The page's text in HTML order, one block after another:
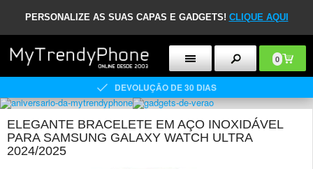
PERSONALIZE AS SUAS CAPAS E GADGETS! CLIQUE AQUI
0
DEVOLUÇÃO DE 30 DIAS
ELEGANTE BRACELETE EM AÇO INOXIDÁVEL
PARA SAMSUNG GALAXY WATCH ULTRA
2024/2025